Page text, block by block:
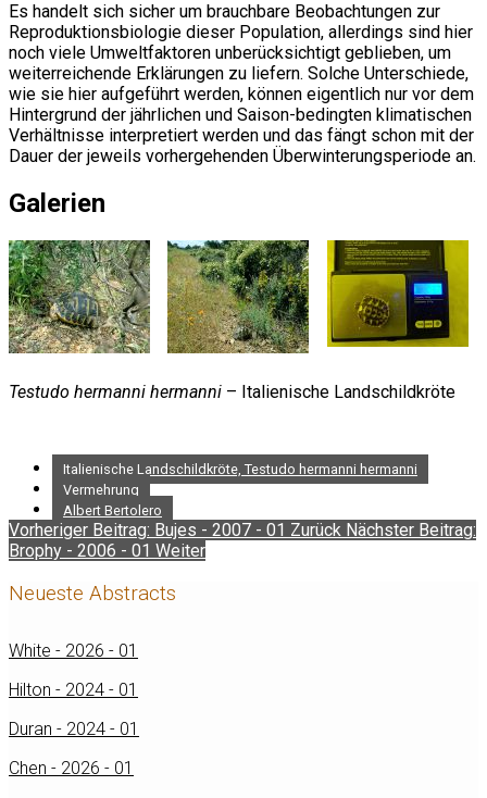
Es handelt sich sicher um brauchbare Beobachtungen zur
Reproduktionsbiologie dieser Population, allerdings sind hier
noch viele Umweltfaktoren unberücksichtigt geblieben, um
weiterreichende Erklärungen zu liefern. Solche Unterschiede,
wie sie hier aufgeführt werden, können eigentlich nur vor dem
Hintergrund der jährlichen und Saison-bedingten klimatischen
Verhältnisse interpretiert werden und das fängt schon mit der
Dauer der jeweils vorhergehenden Überwinterungsperiode an.
Galerien
Testudo hermanni hermanni – Italienische Landschildkröte
Italienische Landschildkröte, Testudo hermanni hermanni
Vermehrung
Albert Bertolero
Vorheriger Beitrag: Bujes - 2007 - 01 Zurück Nächster Beitrag:
Brophy - 2006 - 01 Weiter
Neueste Abstracts
White - 2026 - 01
Hilton - 2024 - 01
Duran - 2024 - 01
Chen - 2026 - 01